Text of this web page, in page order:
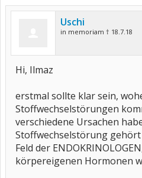
Uschi
in memoriam † 18.7.18
Hi, Ilmaz
erstmal sollte klar sein,
Stoffwechselstörungen
verschiedene Ursachen
Stoffwechselstörung
Feld der
körpereigenen Hormonen